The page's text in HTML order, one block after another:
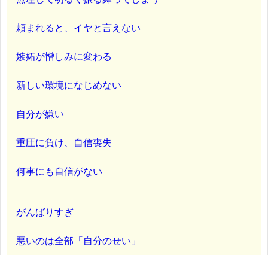
頼まれると、イヤと言えない
嫉妬が憎しみに変わる
新しい環境になじめない
自分が嫌い
重圧に負け、自信喪失
何事にも自信がない
がんばりすぎ
悪いのは全部「自分のせい」